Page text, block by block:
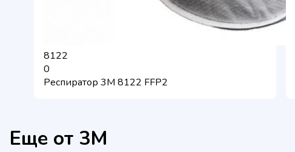
8122
0
Респиратор 3М 8122 FFP2
Еще от 3M